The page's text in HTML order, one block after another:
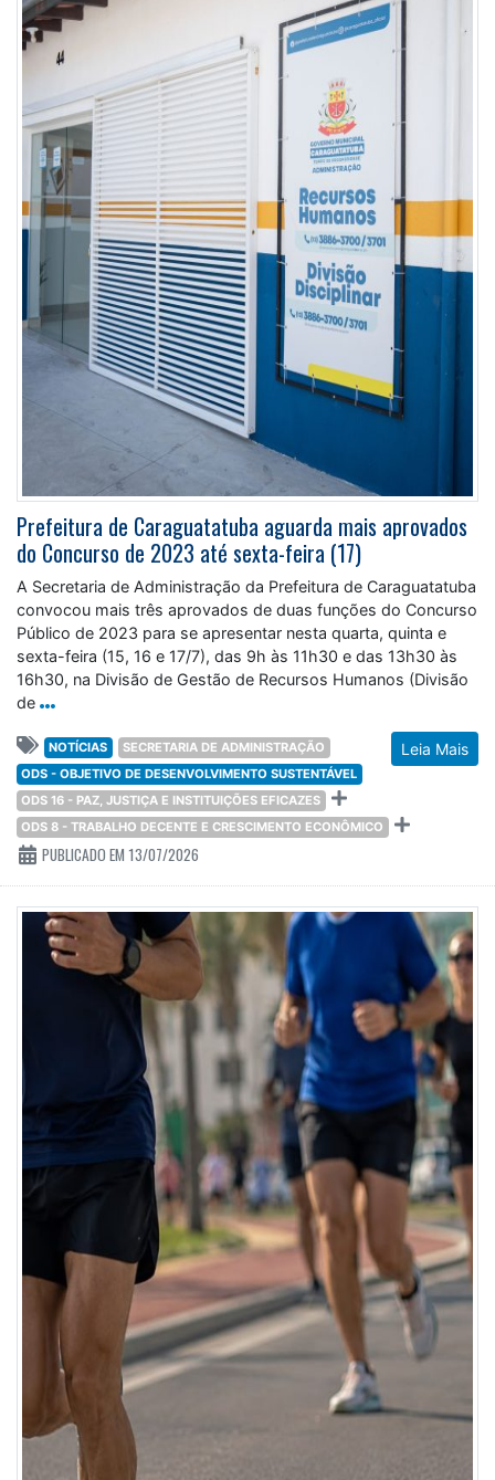
Prefeitura de Caraguatatuba aguarda mais aprovados
do Concurso de 2023 até sexta-feira (17)
A Secretaria de Administração da Prefeitura de Caraguatatuba
convocou mais três aprovados de duas funções do Concurso
Público de 2023 para se apresentar nesta quarta, quinta e
sexta-feira (15, 16 e 17/7), das 9h às 11h30 e das 13h30 às
16h30, na Divisão de Gestão de Recursos Humanos (Divisão
de
Leia Mais
NOTÍCIAS
SECRETARIA DE ADMINISTRAÇÃO
ODS - OBJETIVO DE DESENVOLVIMENTO SUSTENTÁVEL
ODS 16 - PAZ, JUSTIÇA E INSTITUIÇÕES EFICAZES
ODS 8 - TRABALHO DECENTE E CRESCIMENTO ECONÔMICO
PUBLICADO EM 13/07/2026